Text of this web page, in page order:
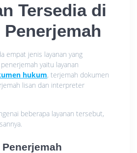
Tersedia di
empat jenis layanan yang
yaitu layanan
hukum, terjemah dokumen
lisan dan interpreter
beberapa layanan tersebut,